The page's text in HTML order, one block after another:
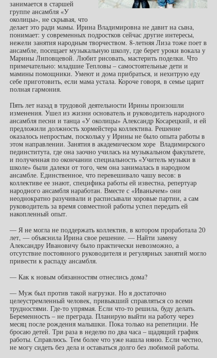
занимается в старшей
группе ансамбля «У
околицы», не скрывая, что
делает это ради мамы. Ирина Владимировна не давит на сына,
понимает: у современных подростков сейчас другие интересы,
нежели занятия народным творчеством. 8-летняя Лиза тоже поет в
ансамбле, посещает музыкальную школу, где берет уроки вокала у
Марины Липовцевой. Любит рисовать, мастерить поделки. Что
примечательно: младшие Тепловы – самостоятельные дети и
мамины помощники. Умеют и дома прибраться, и нехитрую еду
себе приготовить, если мама устала. Короче говоря, в семье царит
полная гармония.
Пять лет назад в трудовой деятельности Ирины произошли
изменения. Ушел из жизни основатель и руководитель народного
ансамбля песни и танца «У околицы» Александр Косарецкий, и ей
предложили должность хормейстера коллектива. Решение
оказалось непростым, поскольку у Ирины не было опыта работы в
этом направлении. Занятия в академическом хоре Владимирского
пединститута, где она заочно училась на музыкальном факультете,
и полученная по окончании специальность «Учитель музыки в
школе» были далеки от того, чем она занималась в народном
ансамбле. Единственное, что перевешивало чашу весов: в
коллективе ее знают, специфика работы ей известна, репертуар
народного ансамбля наработан. Вместе с «Иванычем» они
неоднократно разучивали и расписывали хоровые партии, а сам
руководитель за время совместной работы успел передать ей
накопленный опыт.
— Я не могла не поддержать коллектив, в котором проработала 20
лет, — объяснила Ирина свое решение. — Найти замену
Александру Ивановичу было практически невозможно, а
отсутствие постоянного руководителя и регулярных занятий могло
привести к распаду ансамбля.
— Как к новым обязанностям отнеслись дома?
— Муж был против такой нагрузки. Но я достаточно
целеустремленный человек, привыкший справляться со всеми
трудностями. Где-то упрямая. Если что-то решила, буду делать.
Беременность – не преграда. Планирую выйти на работу через
месяц после рождения малышки. Пока только на репетиции. Не
бросаю детей. Три раза в неделю по два часа – щадящий график
работы. Справлюсь. Тем более что уже нашла няню. Если честно,
не могу сидеть без дела и оставаться долго без любимой работы.